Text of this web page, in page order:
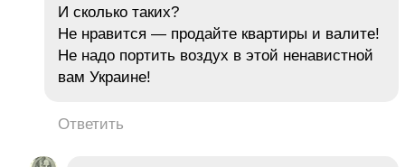
И сколько таких?
Не нравится — продайте квартиры и валите!
Не надо портить воздух в этой ненавистной
вам Украине!
Ответить